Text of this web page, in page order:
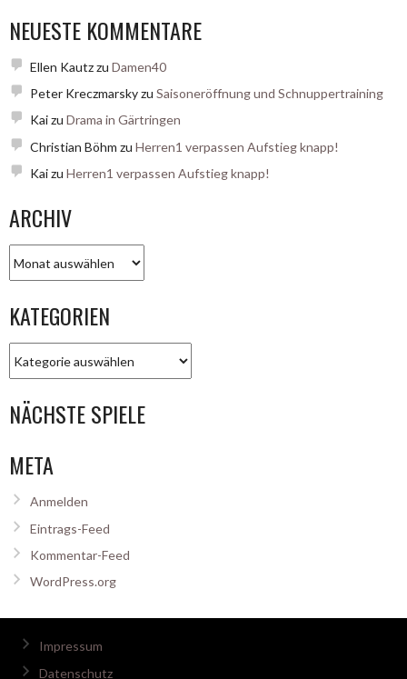
NEUESTE KOMMENTARE
Ellen Kautzzu Damen40
Peter Kreczmarskyzu Saisoneröffnung und Schnuppertraining
Kaizu Drama in Gärtringen
Christian Böhm zu Herren1 verpassen Aufstieg knapp!
Kaizu Herren1 verpassen Aufstieg knapp!
ARCHIV
KATEGORIEN
NÄCHSTE SPIELE
META
Anmelden
Eintrags-Feed
Kommentar-Feed
WordPress.org
Impressum
Datenschutz